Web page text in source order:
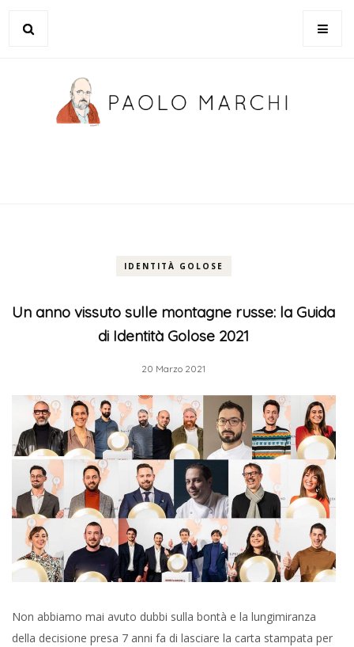
IDENTITÀ GOLOSE
Un anno vissuto sulle montagne russe: la Guida
di Identità Golose 2021
20 Marzo 2021
Non abbiamo mai avuto dubbi sulla bontà e la lungimiranza
della decisione presa 7 anni fa di lasciare la carta stampata per